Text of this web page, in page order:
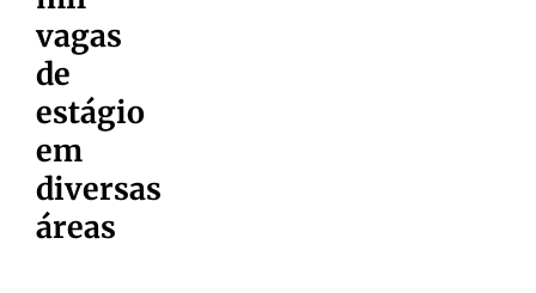
vagas
de
estágio
em
diversas
áreas